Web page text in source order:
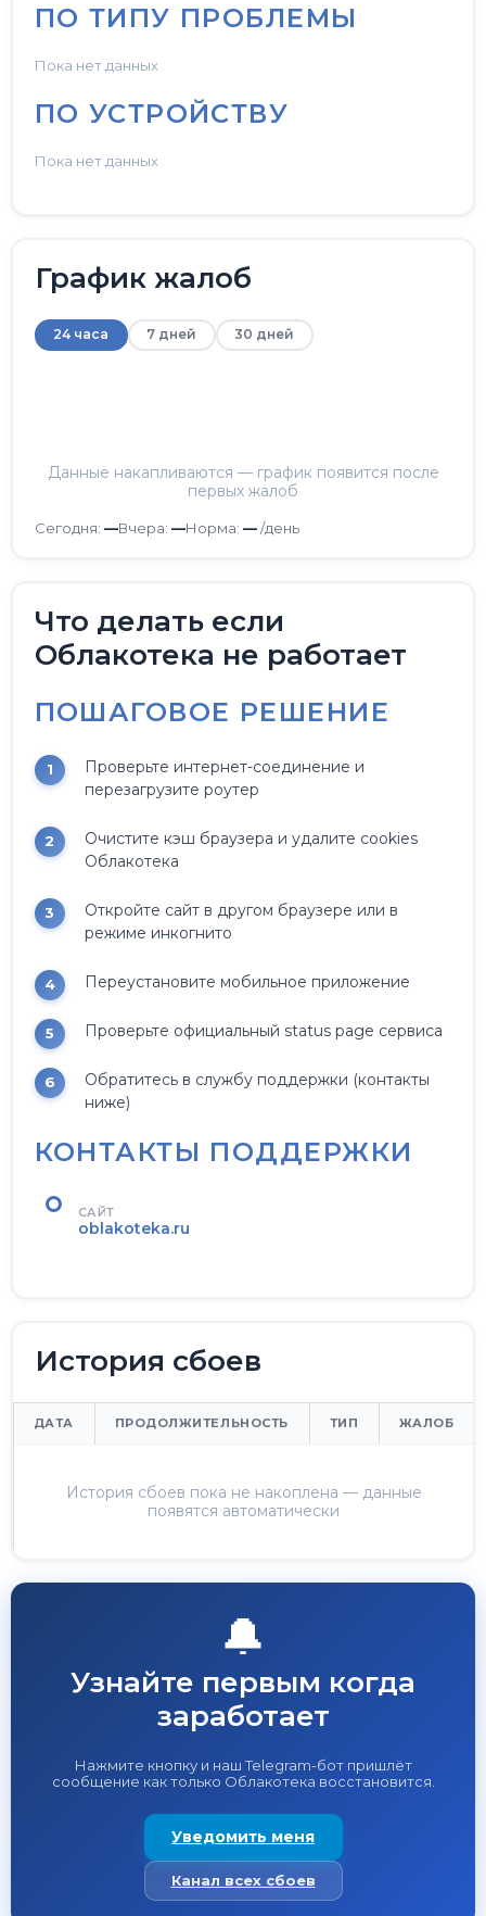
ПО ТИПУ ПРОБЛЕМЫ
Пока нет данных
ПО УСТРОЙСТВУ
Пока нет данных
График жалоб
24 часа 7 дней 30 дней
Данные накапливаются — график появится после
первых жалоб
Сегодня: —Вчера: —Норма: —/день
Что делать если
Облакотека не работает
ПОШАГОВОЕ РЕШЕНИЕ
Проверьте интернет-соединение и
перезагрузите роутер
Очистите кэш браузера и удалите cookies
Облакотека
Откройте сайт в другом браузере или в
режиме инкогнито
Переустановите мобильное приложение
Проверьте официальный status page сервиса
Обратитесь в службу поддержки (контакты
ниже)
КОНТАКТЫ ПОДДЕРЖКИ
САЙТ
oblakoteka.ru
История сбоев
ДАТА ПРОДОЛЖИТЕЛЬНОСТЬ ТИП ЖАЛОБ
История сбоев пока не накоплена — данные
появятся автоматически
🔔
Узнайте первым когда
заработает
Нажмите кнопку и наш Telegram-бот пришлёт
сообщение как только Облакотека восстановится.
Уведомить меня
Канал всех сбоев